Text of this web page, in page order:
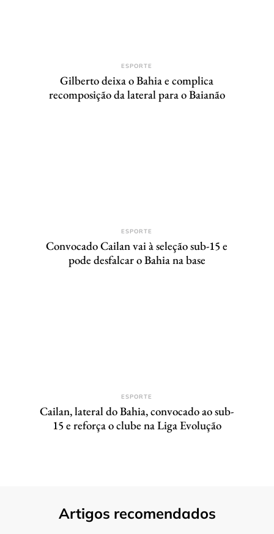
ESPORTE
Gilberto deixa o Bahia e complica
recomposição da lateral para o Baianão
ESPORTE
Convocado Cailan vai à seleção sub-15 e
pode desfalcar o Bahia na base
ESPORTE
Cailan, lateral do Bahia, convocado ao sub-
15 e reforça o clube na Liga Evolução
Artigos recomendados